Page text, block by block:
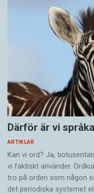
stadsborna som
- De stängdes av
Danmark.
passiv svensk
men de hade ingen
dagliga livet.
Att man kunde läsa
sjunga svenska
något vis att man
faktum att den
kvar sina tydliga
som något på att
bokstäver, i
att säga i djupet av
åstadkommer
sådan styrka att
stöna snarare än
danskarna än är
uppmärksamhet
på grund av detta
uttalssätt, så finner
glädje i det, att den
sitt språkljud
anses tala föga
en sin
Därför är vi
ARTIKLAR
Kan vi ord? Ja,
vi faktiskt använder.
tro på orden som någon
det periodiska systemet